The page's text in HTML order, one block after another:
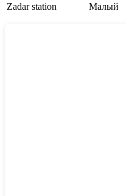
Zadar station
Малый